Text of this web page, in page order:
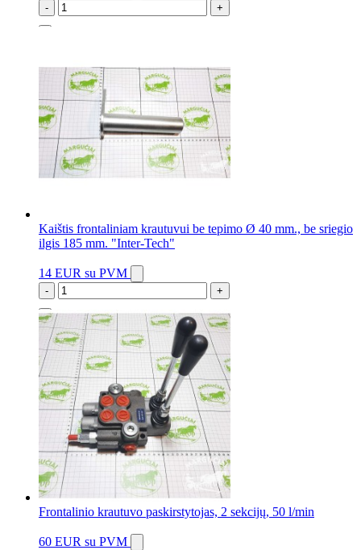
- +
Kaištis frontaliniam krautuvui be tepimo Ø 40 mm., be sriegio
ilgis 185 mm. "Inter-Tech"
14 EUR su PVM
- +
2 vnt.
Frontalinio krautuvo paskirstytojas, 2 sekcijų, 50 l/min
60 EUR su PVM